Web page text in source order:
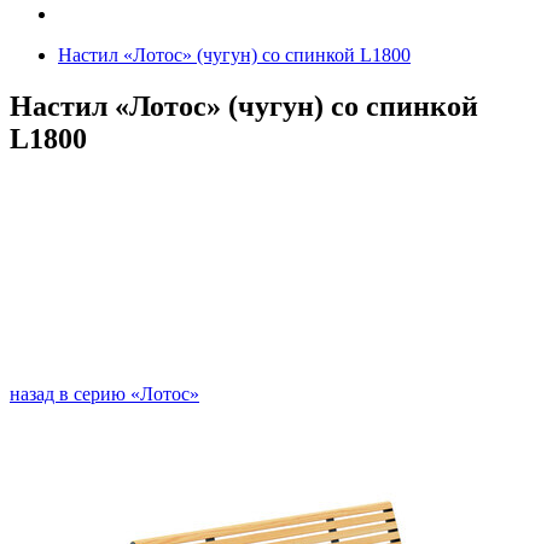
Настил «Лотос» (чугун) со спинкой L1800
Настил «Лотос» (чугун) со спинкой
L1800
назад в серию «Лотос»